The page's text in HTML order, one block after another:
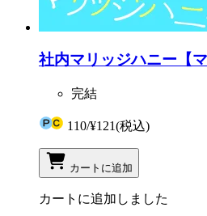
社内マリッジハニー【
完結
110/¥121(税込)
カートに追加
カートに追加しました